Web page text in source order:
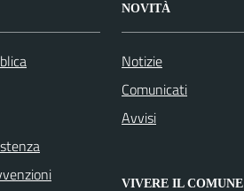
NOVITÀ
Notizie
Comunicati
Avvisi
VIVERE IL COMUNE